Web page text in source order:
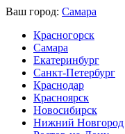
Ваш город: Самара
Красногорск
Самара
Екатеринбург
Санкт-Петербург
Краснодар
Красноярск
Новосибирск
Нижний Новгород